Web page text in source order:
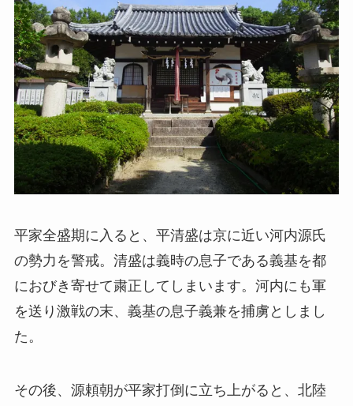
平家全盛期に入ると、平清盛は京に近い河内源氏
の勢力を警戒。清盛は義時の息子である義基を都
におびき寄せて粛正してしまいます。河内にも軍
を送り激戦の末、義基の息子義兼を捕虜としまし
た。
その後、源頼朝が平家打倒に立ち上がると、北陸